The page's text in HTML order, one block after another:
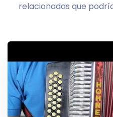
relacionadas que